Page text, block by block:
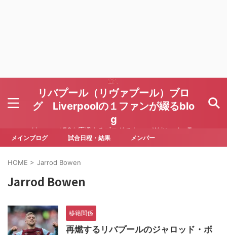
リバプール（リヴァプール）ブロ
グ Liverpoolの１ファンが綴るblo
g
Liverpool FCを応援するブログです Written by To
ru Yoda
メインブログ 試合日程・結果 メンバー
HOME > Jarrod Bowen
Jarrod Bowen
移籍関係
再燃するリバプールのジャロッド・ボ